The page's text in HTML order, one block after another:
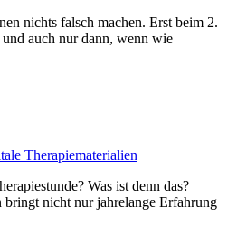
nichts falsch machen. Erst beim 2.
auch nur dann, wenn wie
Therapiematerialien
Was ist denn das?
nicht nur jahrelange Erfahrung